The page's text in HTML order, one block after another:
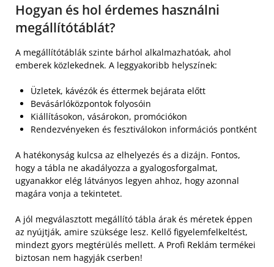
Hogyan és hol érdemes használni
megállítótáblát?
A megállítótáblák szinte bárhol alkalmazhatóak, ahol
emberek közlekednek. A leggyakoribb helyszínek:
Üzletek, kávézók és éttermek bejárata előtt
Bevásárlóközpontok folyosóin
Kiállításokon, vásárokon, promóciókon
Rendezvényeken és fesztiválokon információs pontként
A hatékonyság kulcsa az elhelyezés és a dizájn. Fontos,
hogy a tábla ne akadályozza a gyalogosforgalmat,
ugyanakkor elég látványos legyen ahhoz, hogy azonnal
magára vonja a tekintetet.
A jól megválasztott megállító tábla árak és méretek éppen
az nyújtják, amire szüksége lesz. Kellő figyelemfelkeltést,
mindezt gyors megtérülés mellett. A Profi Reklám termékei
biztosan nem hagyják cserben!